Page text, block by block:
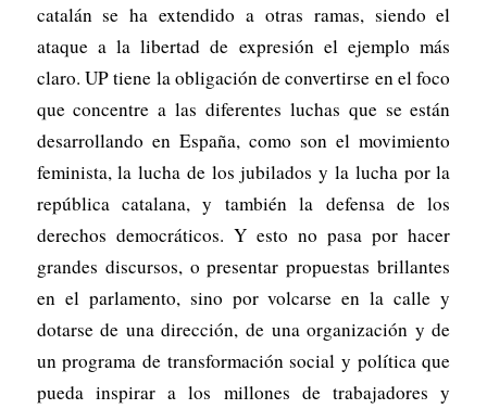
catalán se ha extendido a otras ramas, siendo el
ataque a la libertad de expresión el ejemplo más
claro. UP tiene la obligación de convertirse en el foco
que concentre a las diferentes luchas que se están
desarrollando en España, como son el movimiento
feminista, la lucha de los jubilados y la lucha por la
república catalana, y también la defensa de los
derechos democráticos. Y esto no pasa por hacer
grandes discursos, o presentar propuestas brillantes
en el parlamento, sino por volcarse en la calle y
dotarse de una dirección, de una organización y de
un programa de transformación social y política que
pueda inspirar a los millones de trabajadores y